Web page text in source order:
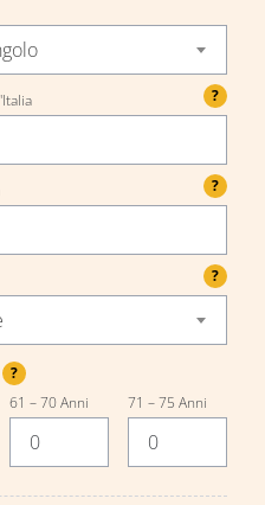
?
?
?
?
61 – 70 Anni 71 – 75 Anni